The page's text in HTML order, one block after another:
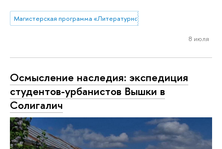
Магистерская программа «Литературное мастерство»
8 июля
Осмысление наследия: экспедиция
студентов-урбанистов Вышки в
Солигалич